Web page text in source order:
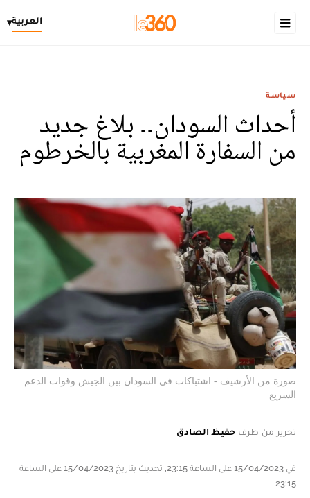
العربية▾
سياسة
أحداث السودان.. بلاغ جديد
من السفارة المغربية بالخرطوم
صورة من الأرشيف - اشتباكات في السودان بين الجيش وقوات الدعم
السريع
تحرير من طرف حفيظ الصادق
في 15/04/2023 على الساعة 23:15, تحديث بتاريخ 15/04/2023 على الساعة
23:15